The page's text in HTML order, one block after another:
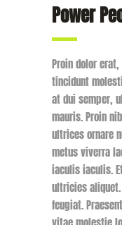
Power
Proin dolor
tincidunt
at dui semper,
mauris. Proin
ultrices ornare
metus viverra
iaculis iaculis.
ultricies
feugiat.